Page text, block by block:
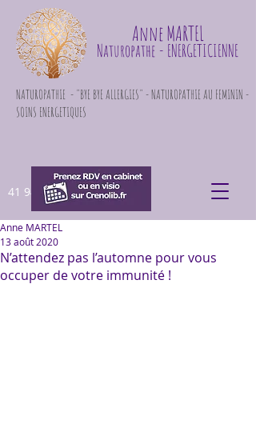
Anne MARTEL
Naturopathe - ENERGETICIENNE
NATUROPATHIE - "BYE BYE ALLERGIES" - NATUROPATHIE AU FEMININ -
SOINS ENERGETIQUES
41 948 871
N’attendez pas l’automne pour vous
occuper de votre immunité !
Anne MARTEL
13 août 2020